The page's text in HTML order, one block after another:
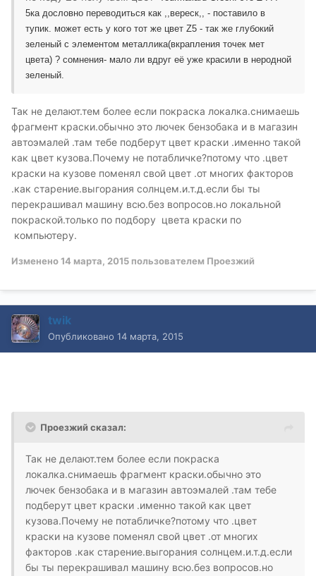
5ка дословно переводиться как ,,вереск,, - поставило в
тупик. может есть у кого тот же цвет Z5 - так же глубокий
зеленый с элементом металлика(вкрапления точек мет
цвета) ? сомнения- мало ли вдруг её уже красили в неродной
зеленый.
Так не делают.тем более если покраска локалка.снимаешь
фрагмент краски.обычно это лючек бензобака и в магазин
автоэмалей .там тебе подберут цвет краски .именно такой
как цвет кузова.Почему не потабличке?потому что .цвет
краски на кузове поменял свой цвет .от многих факторов
.как старение.выгорания солнцем.и.т.д.если бы ты
перекрашивал машину всю.без вопросов.но локальной
покраской.только по подбору цвета краски по
компьютеру.
Изменено14 марта, 2015 пользователем Проезжий
twik
Опубликовано 14 марта, 2015
Проезжий сказал:
Так не делают.тем более если покраска
локалка.снимаешь фрагмент краски.обычно это
лючек бензобака и в магазин автоэмалей .там тебе
подберут цвет краски .именно такой как цвет
кузова.Почему не потабличке?потому что .цвет
краски на кузове поменял свой цвет .от многих
факторов .как старение.выгорания солнцем.и.т.д.если
бы ты перекрашивал машину всю.без вопросов.но